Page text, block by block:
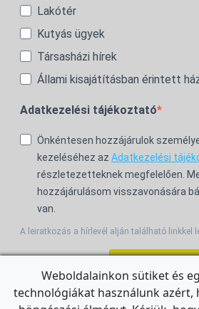
Lakótér
Kutyás ügyek
Társasházi hírek
Állami kisajátításban érintett
Adatkezelési tájékoztató
Önkéntesen hozzájárulok
kezeléséhez az Adatkezelési
részletezetteknek megfelelően.
hozzájárulásom visszavonására
van.
A leiratkozás a hírlevél alján található linkkel
For the English Newsletter, click
Weboldalainkon sütiket és
technológiákat használunk azért,